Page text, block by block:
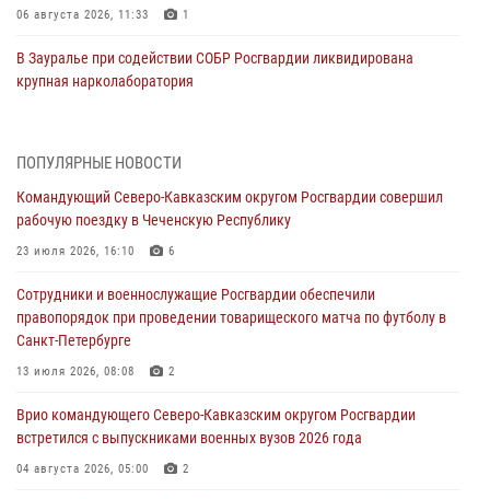
06 августа 2026, 11:33 1
В Зауралье при содействии СОБР Росгвардии ликвидирована
крупная нарколаборатория
В Москве росгвардейцы задержали троих мужчин, устроивших
06 августа 2026, 11:20
Взрывотехники Росгвардии на Ставрополье обезвредили снаряд
06 августа 2026, 11:15
Подвиги героев‑росгвардейцев увековечили в новой музейной
экспозиции белгородского музея‑диорамы «Курская битва.
06 августа 2026, 10:30 3
Охрану общественного порядка и безопасность на футбольном
ПОПУЛЯРНЫЕ НОВОСТИ
Командующий Северо-Кавказским округом Росгвардии совершил
рабочую поездку в Чеченскую Республику
23 июля 2026, 16:10 6
Сотрудники и военнослужащие Росгвардии обеспечили
правопорядок при проведении товарищеского матча по футболу в
Санкт-Петербурге
13 июля 2026, 08:08 2
Врио командующего Северо-Кавказским округом Росгвардии
встретился с выпускниками военных вузов 2026 года
04 августа 2026, 05:00 2